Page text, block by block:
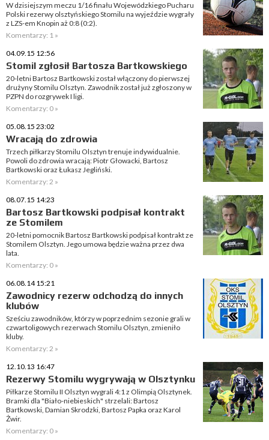
W dzisiejszym meczu 1/16 finału Wojewódzkiego Pucharu
Polski rezerwy olsztyńskiego Stomilu na wyjeździe wygrały
z LZS-em Knopin aż 0:8 (0:2).
Komentarzy: 1 »
04.09.15 12:56
Stomil zgłosił Bartosza Bartkowskiego
20-letni Bartosz Bartkowski został włączony do pierwszej
drużyny Stomilu Olsztyn. Zawodnik został już zgłoszony w
PZPN do rozgrywek I ligi.
Komentarzy: 0 »
05.08.15 23:02
Wracają do zdrowia
Trzech piłkarzy Stomilu Olsztyn trenuje indywidualnie.
Powoli do zdrowia wracają: Piotr Głowacki, Bartosz
Bartkowski oraz Łukasz Jegliński.
Komentarzy: 2 »
08.07.15 14:23
Bartosz Bartkowski podpisał kontrakt
ze Stomilem
20-letni pomocnik Bartosz Bartkowski podpisał kontrakt ze
Stomilem Olsztyn. Jego umowa będzie ważna przez dwa
lata.
Komentarzy: 0 »
06.08.14 15:21
Zawodnicy rezerw odchodzą do innych
klubów
Sześciu zawodników, którzy w poprzednim sezonie grali w
czwartoligowych rezerwach Stomilu Olsztyn, zmieniło
kluby.
Komentarzy: 2 »
12.10.13 16:47
Rezerwy Stomilu wygrywają w Olsztynku
Piłkarze Stomilu II Olsztyn wygrali 4:1 z Olimpią Olsztynek.
Bramki dla "Biało-niebieskich" strzelali: Bartosz
Bartkowski, Damian Skrodzki, Bartosz Papka oraz Karol
Żwir.
Komentarzy: 0 »